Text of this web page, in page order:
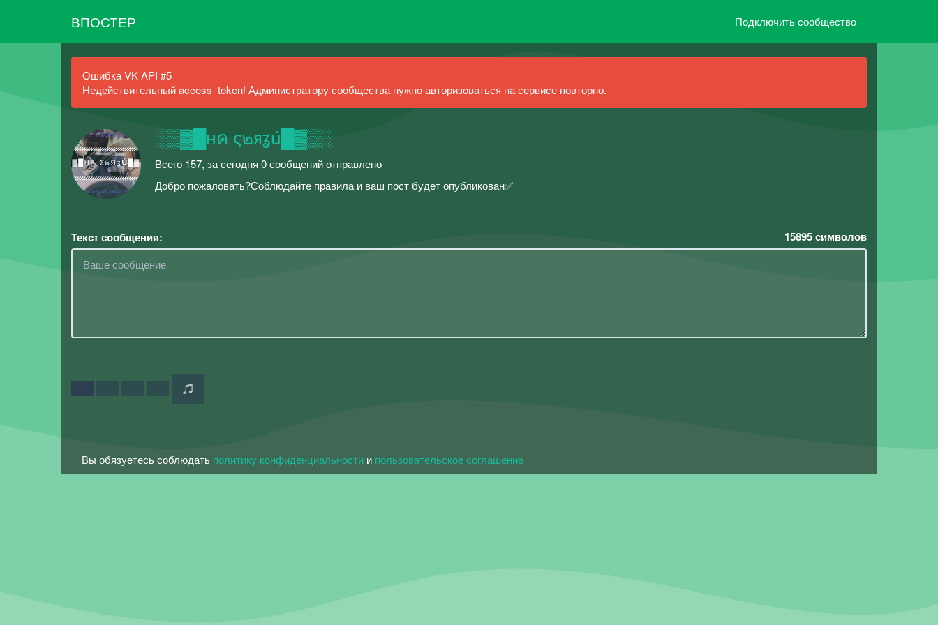
ВПОСТЕР Подключить сообщество
Ошибка VK API #5
Недействительный access_token! Администратору сообщества нужно авторизоваться на сервисе повторно.
░▒▓█нค ς๒яʓú█▓▒░
Всего 157, за сегодня 0 сообщений отправлено
Добро пожаловать?Соблюдайте правила и ваш пост будет опубликован✅
Текст сообщения: 15895символов
Вы обязуетесь соблюдать политику конфиденциальности и пользовательское соглашение